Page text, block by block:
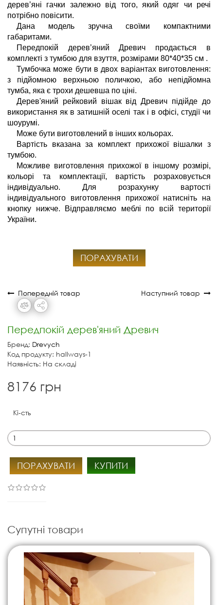
дерев’яні гачки залежно від того, який одяг чи речі
потрібно повісити.
Дана модель зручна своїми компактними
габаритами.
Передпокій дерев’яний Древич продається в
комплекті з тумбою для взуття, розмірами 80*40*35 см .
Тумбочка може бути в двох варіантах виготовлення:
з підйомною верхньою поличкою, або непідйомна
тумба, яка є трохи дешевша по ціні.
Дерев'яний рейковий вішак від Древич підійде до
використання як в затишній оселі так і в офісі, студії чи
шоурумі.
Може бути виготовлений в інших кольорах.
Вартість вказана за комплект прихожої вішалки з
тумбою.
Можливе виготовлення прихожої в іншому розмірі,
кольорі та комплектації, вартість розраховується
індивідуально. Для розрахунку вартості
індивідуального виготовлення прихожої натисніть на
кнопку нижче. Відправляємо меблі по всій території
України.
ПОРАХУВАТИ
Попередній товар Наступний товар
Передпокій дерев'яний Древич
Бренд: Drevych
Код продукту: hallways-1
Наявність: На складі
8176 грн
Кі-сть
ПОРАХУВАТИ КУПИТИ
Супутні товари